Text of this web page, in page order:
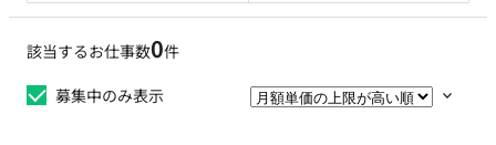
該当するお仕事数0件
募集中のみ表示